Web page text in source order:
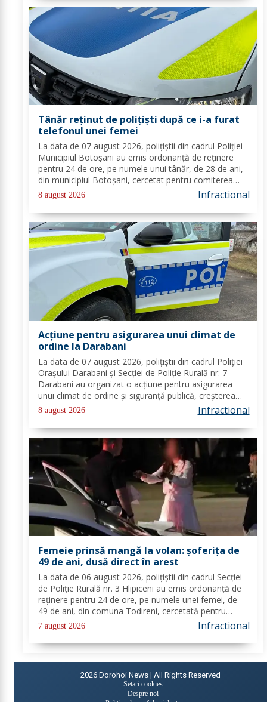
Tânăr reținut de polițiști după ce i-a furat
telefonul unei femei
La data de 07 august 2026, polițiștii din cadrul Poliției
Municipiul Botoșani au emis ordonanță de reținere
pentru 24 de ore, pe numele unui tânăr, de 28 de ani,
din municipiul Botoșani, cercetat pentru comiterea
infracțiunii de furt. În urma probatoriului administrat,
s-a stabilit faptul că, în...
8 august 2026 Infractional
Acțiune pentru asigurarea unui climat de
ordine la Darabani
La data de 07 august 2026, polițiștii din cadrul Poliției
Orașului Darabani și Secției de Poliție Rurală nr. 7
Darabani au organizat o acțiune pentru asigurarea
unui climat de ordine și siguranță publică, creșterea
gradului de siguranță rutieră și combaterea faptelor
antisociale, în localitatea...
8 august 2026 Infractional
Femeie prinsă mangă la volan: șoferița de
49 de ani, dusă direct în arest
La data de 06 august 2026, polițiștii din cadrul Secției
de Poliție Rurală nr. 3 Hlipiceni au emis ordonanță de
reținere pentru 24 de ore, pe numele unei femei, de
49 de ani, din comuna Todireni, cercetată pentru
comiterea infracțiunii de conducerea unui vehicul sub
influența alcoolului. În urma...
7 august 2026 Infractional
2026 Dorohoi News | All Rights Reserved
Setari cookies
Despre noi